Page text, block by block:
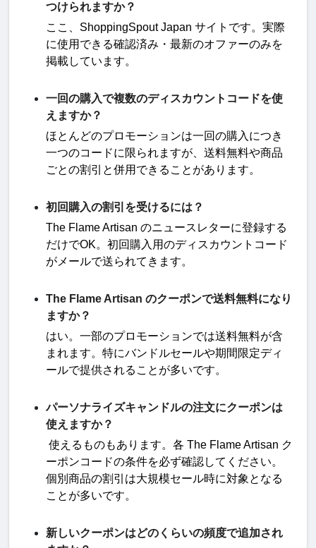
つけられますか？
ここ、 ShoppingSpout Japan サイトです。実際
に使用できる確認済み・最新のオファーのみを
掲載しています。
一回の購入で複数のディスカウントコードを使
えますか？
ほとんどのプロモーションは一回の購入につき
一つのコードに限られますが、送料無料や商品
ごとの割引と併用できることがあります。
初回購入の割引を受けるには？
The Flame Artisan のニュースレターに登録する
だけでOK。初回購入用のディスカウントコード
がメールで送られてきます。
The Flame Artisan のクーポンで送料無料になり
ますか？
はい。一部のプロモーションでは送料無料が含
まれます。特にバンドルセールや期間限定ディ
ールで提供されることが多いです。
パーソナライズキャンドルの注文にクーポンは
使えますか？
使えるものもあります。各 The Flame Artisan ク
ーポンコードの条件を必ず確認してください。
個別商品の割引は大規模セール時に対象となる
ことが多いです。
新しいクーポンはどのくらいの頻度で追加され